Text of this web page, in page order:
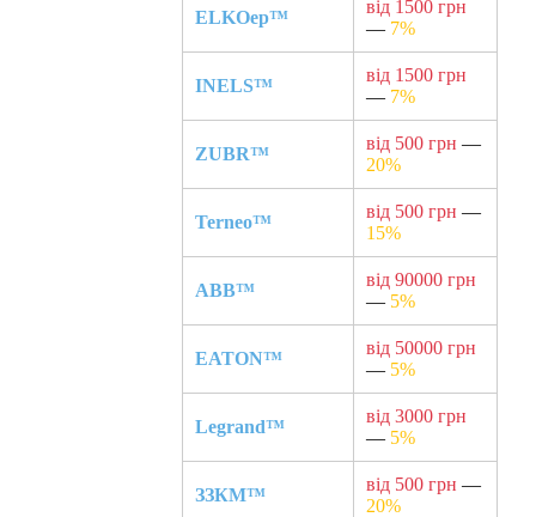
ELKOep™
від 1500 грн
— 7%
INELS™
від 1500 грн
— 7%
ZUBR™
від 500 грн —
20%
Terneo™
від 500 грн —
15%
ABB™
від 90000 грн
— 5%
EATON™
від 50000 грн
— 5%
Legrand™
від 3000 грн
— 5%
ЗЗКМ™
від 500 грн —
20%